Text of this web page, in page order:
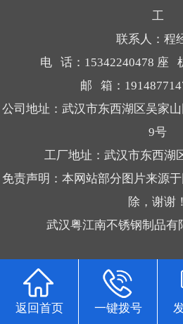
工
联系人：程
电 话：15342240478 座
邮 箱：
公司地址：武汉市东西湖区吴家
9号
工厂地址：武汉市东西湖
免责声明：本网站部分图片来源
除，谢谢！
武汉粤江南不锈钢制品有
返回首页 一键拨号